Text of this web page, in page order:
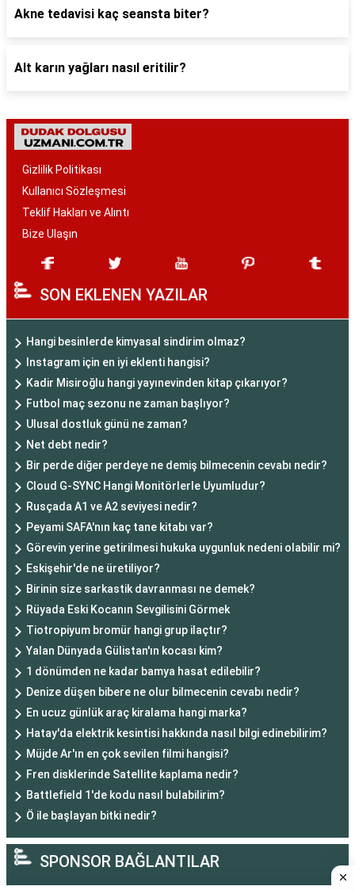
Akne tedavisi kaç seansta biter?
Alt karın yağları nasıl eritilir?
Gizlilik Politikası
Kullanıcı Sözleşmesi
Teklif Hakları ve Alıntı
Bize Ulaşın
SON EKLENEN YAZILAR
Hangi besinlerde kimyasal sindirim olmaz?
Instagram için en iyi eklenti hangisi?
Kadir Misiroğlu hangi yayınevinden kitap çıkarıyor?
Futbol maç sezonu ne zaman başlıyor?
Ulusal dostluk günü ne zaman?
Net debt nedir?
Bir perde diğer perdeye ne demiş bilmecenin cevabı nedir?
Cloud G-SYNC Hangi Monitörlerle Uyumludur?
Rusçada A1 ve A2 seviyesi nedir?
Peyami SAFA'nın kaç tane kitabı var?
Görevin yerine getirilmesi hukuka uygunluk nedeni olabilir mi?
Eskişehir'de ne üretiliyor?
Birinin size sarkastik davranması ne demek?
Rüyada Eski Kocanın Sevgilisini Görmek
Tiotropiyum bromür hangi grup ilaçtır?
Yalan Dünyada Gülistan'ın kocası kim?
1 dönümden ne kadar bamya hasat edilebilir?
Denize düşen bibere ne olur bilmecenin cevabı nedir?
En ucuz günlük araç kiralama hangi marka?
Hatay'da elektrik kesintisi hakkında nasıl bilgi edinebilirim?
Müjde Ar'ın en çok sevilen filmi hangisi?
Fren disklerinde Satellite kaplama nedir?
Battlefield 1'de kodu nasıl bulabilirim?
Ö ile başlayan bitki nedir?
SPONSOR BAĞLANTILAR